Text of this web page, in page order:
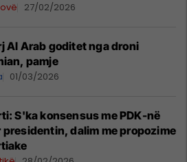
27/02/2026
Al Arab goditet nga droni
pamje
01/03/2026
S'ka konsensus me PDK-në
presidentin, dalim me propozime